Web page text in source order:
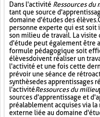
Dans l'activité Ressources du
tant que source
domaine d'études des
personne experte qui est soit
son milieu de travail. La
d'étude peut également être
formule pédagogique soit
élèves doivent réaliser un
l'activité et une fois cette
prévoir une séance de
synthèse des apprentissages
l'activitéRessources du milieu
sources d'apprentissage et
préalablement acquises via
externe liée au domaine